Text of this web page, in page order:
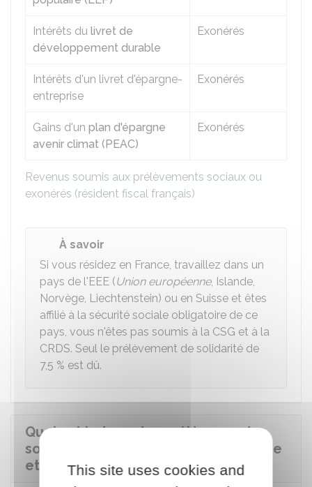
Revenus soumis aux prélèvements sociaux ou
exonérés (résident fiscal français)
Intérêts du livret de
développement durable
Exonérés
Intérêts d'un livret d'épargne-
entreprise
Exonérés
Gains d'un plan d'épargne
avenir climat (PEAC)
Exonérés
À savoir
Si vous résidez en France, travaillez dans un
pays de l'EEE (Union européenne, Islande,
Norvège, Liechtenstein) ou en Suisse et êtes
affilié à la sécurité sociale obligatoire de ce
pays, vous n'êtes pas soumis à la CSG et à la
CRDS. Seul le prélèvement de solidarité de
7,5 % est dû.
Quel est le taux des prélèvements
sociaux sur les revenus du patrimoine
et de placements ?
This site uses cookies and